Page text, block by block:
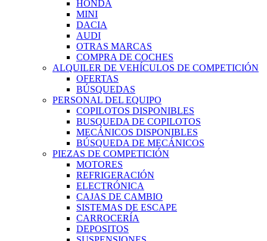
HONDA
MINI
DACIA
AUDI
OTRAS MARCAS
COMPRA DE COCHES
ALQUILER DE VEHÍCULOS DE COMPETICIÓN
OFERTAS
BÚSQUEDAS
PERSONAL DEL EQUIPO
COPILOTOS DISPONIBLES
BUSQUEDA DE COPILOTOS
MECÁNICOS DISPONIBLES
BÚSQUEDA DE MECÁNICOS
PIEZAS DE COMPETICIÓN
MOTORES
REFRIGERACIÓN
ELECTRÓNICA
CAJAS DE CAMBIO
SISTEMAS DE ESCAPE
CARROCERÍA
DEPOSITOS